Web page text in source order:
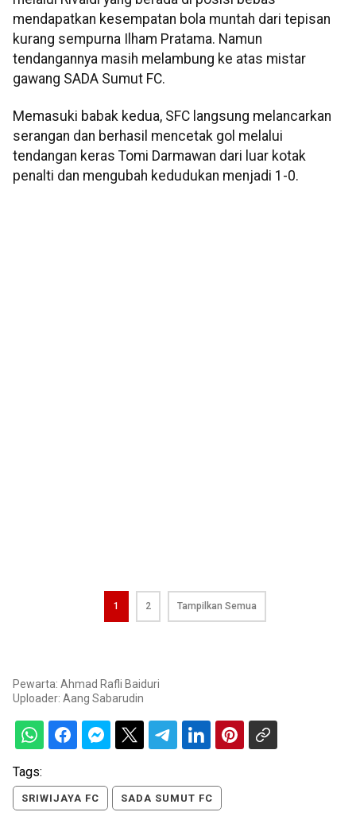
mendapatkan kesempatan bola muntah dari tepisan
kurang sempurna Ilham Pratama. Namun
tendangannya masih melambung ke atas mistar
gawang SADA Sumut FC.
Memasuki babak kedua, SFC langsung melancarkan
serangan dan berhasil mencetak gol melalui
tendangan keras Tomi Darmawan dari luar kotak
penalti dan mengubah kedudukan menjadi 1-0.
1 2 Tampilkan Semua
Pewarta: Ahmad Rafli Baiduri
Uploader: Aang Sabarudin
Tags:
SRIWIJAYA FC SADA SUMUT FC